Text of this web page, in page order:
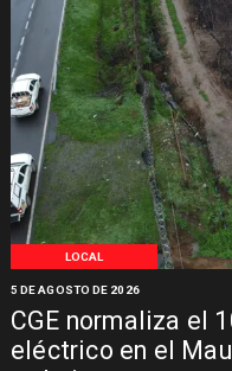
LOCAL
CGE normaliza el
eléctrico en el
5 DE AGOSTO DE 2026